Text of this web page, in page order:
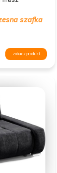
szafka
zobacz produkt